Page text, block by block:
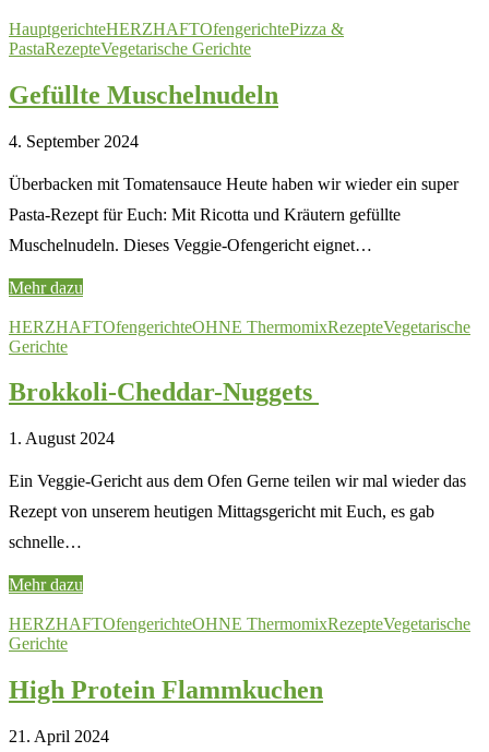
HauptgerichteHERZHAFTOfengerichtePizza &
PastaRezepteVegetarische Gerichte
Gefüllte Muschelnudeln
4. September 2024
Überbacken mit Tomatensauce Heute haben wir wieder ein super
Pasta-Rezept für Euch: Mit Ricotta und Kräutern gefüllte
Muschelnudeln. Dieses Veggie-Ofengericht eignet…
Mehr dazu
HERZHAFTOfengerichteOHNE ThermomixRezepteVegetarische
Gerichte
Brokkoli-Cheddar-Nuggets
1. August 2024
Ein Veggie-Gericht aus dem Ofen Gerne teilen wir mal wieder das
Rezept von unserem heutigen Mittagsgericht mit Euch, es gab
schnelle…
Mehr dazu
HERZHAFTOfengerichteOHNE ThermomixRezepteVegetarische
Gerichte
High Protein Flammkuchen
21. April 2024